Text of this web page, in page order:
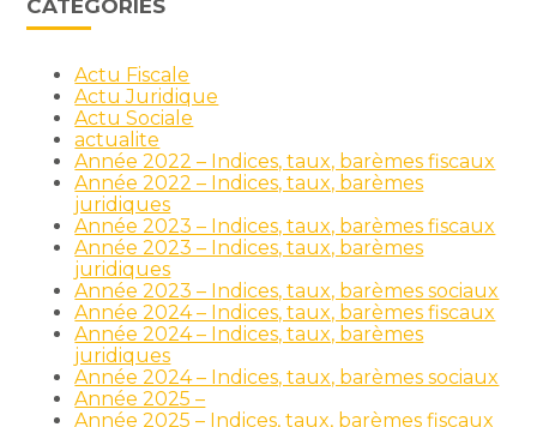
CATÉGORIES
Actu Fiscale
Actu Juridique
Actu Sociale
actualite
Année 2022 – Indices, taux, barèmes fiscaux
Année 2022 – Indices, taux, barèmes
juridiques
Année 2023 – Indices, taux, barèmes fiscaux
Année 2023 – Indices, taux, barèmes
juridiques
Année 2023 – Indices, taux, barèmes sociaux
Année 2024 – Indices, taux, barèmes fiscaux
Année 2024 – Indices, taux, barèmes
juridiques
Année 2024 – Indices, taux, barèmes sociaux
Année 2025 –
Année 2025 – Indices, taux, barèmes fiscaux